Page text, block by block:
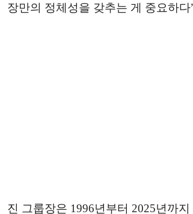
장만의 정체성을 갖추는 게 중요하다
진 그룹장은 1996년부터 2025년까